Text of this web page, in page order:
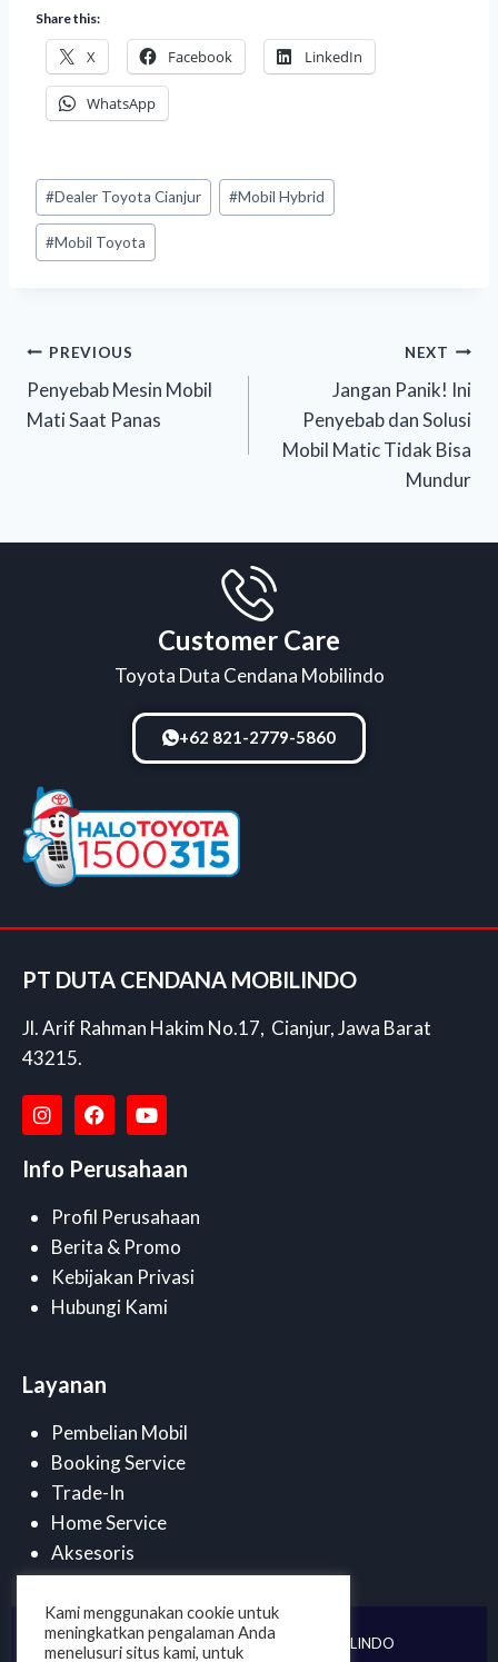
Share this:
X Facebook LinkedIn
WhatsApp
#Dealer Toyota Cianjur #Mobil Hybrid
#Mobil Toyota
PREVIOUS
Penyebab Mesin Mobil
Mati Saat Panas
NEXT
Jangan Panik! Ini
Penyebab dan Solusi
Mobil Matic Tidak Bisa
Mundur
Customer Care
Toyota Duta Cendana Mobilindo
+62 821-2779-5860
PT DUTA CENDANA MOBILINDO
Jl. Arif Rahman Hakim No.17, Cianjur, Jawa Barat
43215.
Info Perusahaan
Profil Perusahaan
Berita & Promo
Kebijakan Privasi
Hubungi Kami
Layanan
Pembelian Mobil
Booking Service
Trade-In
Home Service
Aksesoris
©2025 . PT DUTA CENDANA MOBILINDO
Kami menggunakan cookie untuk
meningkatkan pengalaman Anda
menelusuri situs kami, untuk